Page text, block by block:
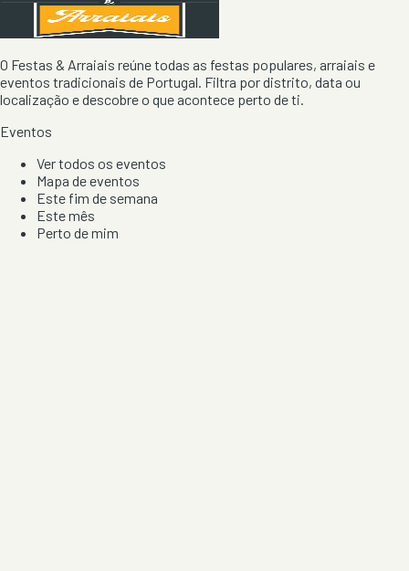
O Festas & Arraiais reúne todas as festas populares, arraiais e
eventos tradicionais de Portugal. Filtra por distrito, data ou
localização e descobre o que acontece perto de ti.
Eventos
Ver todos os eventos
Mapa de eventos
Este fim de semana
Este mês
Perto de mim